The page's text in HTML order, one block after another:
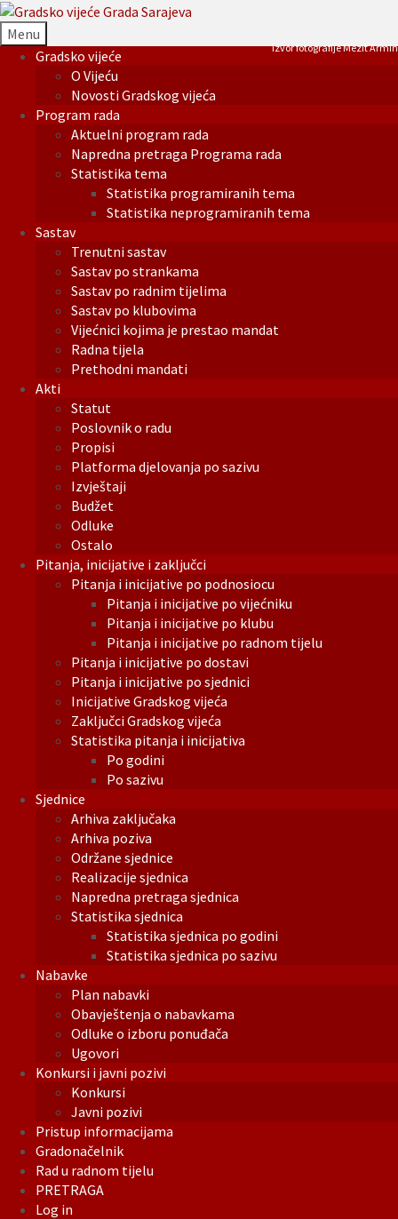
Menu
Gradsko vijeće
O Vijeću
Novosti Gradskog vijeća
Program rada
Aktuelni program rada
Napredna pretraga Programa rada
Statistika tema
Statistika programiranih tema
Statistika neprogramiranih tema
Sastav
Trenutni sastav
Sastav po strankama
Sastav po radnim tijelima
Sastav po klubovima
Vijećnici kojima je prestao mandat
Radna tijela
Prethodni mandati
Akti
Statut
Poslovnik o radu
Propisi
Platforma djelovanja po sazivu
Izvještaji
Budžet
Odluke
Ostalo
Pitanja, inicijative i zaključci
Pitanja i inicijative po podnosiocu
Pitanja i inicijative po vijećniku
Pitanja i inicijative po klubu
Pitanja i inicijative po radnom tijelu
Pitanja i inicijative po dostavi
Pitanja i inicijative po sjednici
Inicijative Gradskog vijeća
Zaključci Gradskog vijeća
Statistika pitanja i inicijativa
Po godini
Po sazivu
Sjednice
Arhiva zaključaka
Arhiva poziva
Održane sjednice
Realizacije sjednica
Napredna pretraga sjednica
Statistika sjednica
Statistika sjednica po godini
Statistika sjednica po sazivu
Nabavke
Plan nabavki
Obavještenja o nabavkama
Odluke o izboru ponuđača
Ugovori
Konkursi i javni pozivi
Konkursi
Javni pozivi
Pristup informacijama
Gradonačelnik
Rad u radnom tijelu
PRETRAGA
Log in
Izvor fotografije Mezit Armin